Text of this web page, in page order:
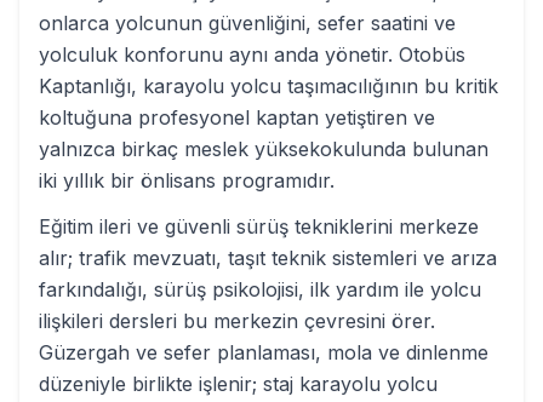
onlarca yolcunun güvenliğini, sefer saatini ve
yolculuk konforunu aynı anda yönetir. Otobüs
Kaptanlığı, karayolu yolcu taşımacılığının bu kritik
koltuğuna profesyonel kaptan yetiştiren ve
yalnızca birkaç meslek yüksekokulunda bulunan
iki yıllık bir önlisans programıdır.
Eğitim ileri ve güvenli sürüş tekniklerini merkeze
alır; trafik mevzuatı, taşıt teknik sistemleri ve arıza
farkındalığı, sürüş psikolojisi, ilk yardım ile yolcu
ilişkileri dersleri bu merkezin çevresini örer.
Güzergah ve sefer planlaması, mola ve dinlenme
düzeniyle birlikte işlenir; staj karayolu yolcu